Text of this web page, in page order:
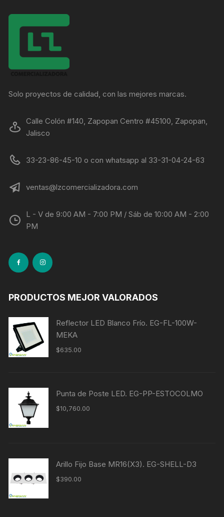
Solo proyectos de calidad, con las mejores marcas.
Calle Colón #140, Zapopan Centro #45100, Zapopan,
Jalisco
33-23-86-45-10 o con whatsapp al 33-31-04-24-63
ventas@lzcomercializadora.com
L - V de 9:00 AM - 7:00 PM / Sáb de 10:00 AM - 2:00
PM
PRODUCTOS MEJOR VALORADOS
Reflector LED Blanco Frío. EG-FL-100W-
MEKA
$635.00
Punta de Poste LED. EG-PP-ESTOCOLMO
$10,760.00
Arillo Fijo Base MR16(X3). EG-SHELL-D3
$390.00